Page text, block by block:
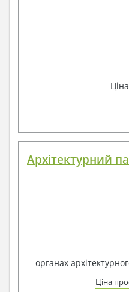
Архітектурний
органах
Ціна